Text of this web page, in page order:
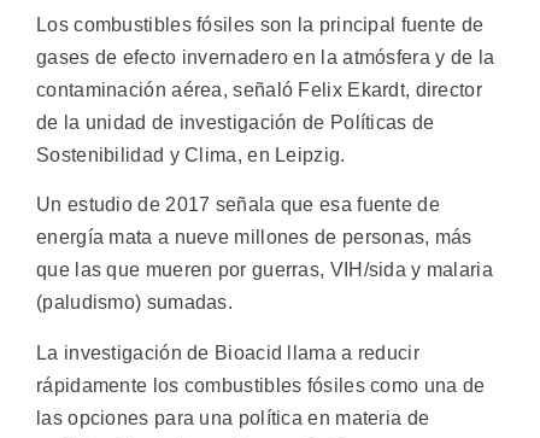
Los combustibles fósiles son la principal fuente de
gases de efecto invernadero en la atmósfera y de la
contaminación aérea, señaló Felix Ekardt, director
de la unidad de investigación de Políticas de
Sostenibilidad y Clima, en Leipzig.
Un estudio de 2017 señala que esa fuente de
energía mata a nueve millones de personas, más
que las que mueren por guerras, VIH/sida y malaria
(paludismo) sumadas.
La investigación de Bioacid llama a reducir
rápidamente los combustibles fósiles como una de
las opciones para una política en materia de